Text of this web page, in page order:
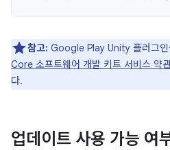
참고: Google Play Unity 플러그인
Core 소프트웨어 개발 키트 서비스 약
다.
업데이트 사용 가능 여